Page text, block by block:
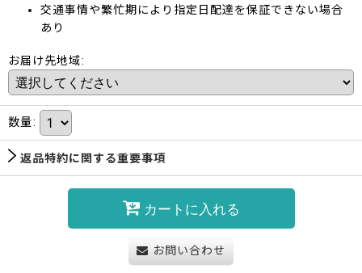
交通事情や繁忙期により指定日配達を保証できない場合
あり
お届け先地域:
数量:
返品特約に関する重要事項
カートに入れる
お問い合わせ